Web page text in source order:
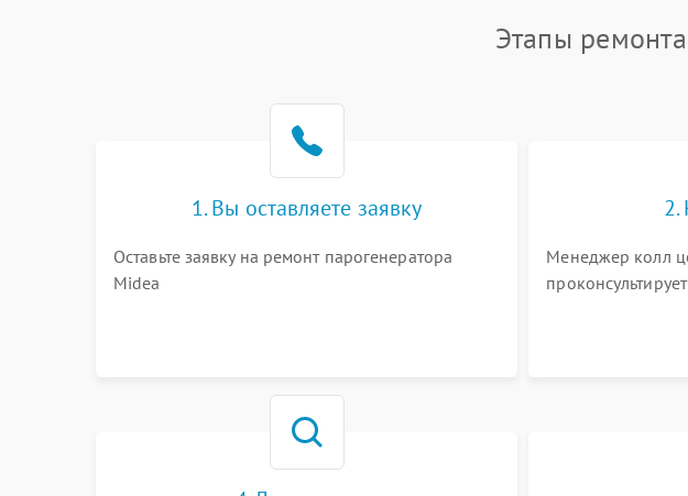
Этапы
1. Вы оставляете заявку
Оставьте заявку на ремонт парогенератора
Midea
2.
Менеджер колл
парогенератора